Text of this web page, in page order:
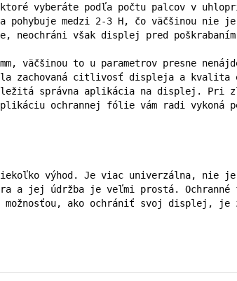
vyberáte podľa počtu palcov v
medzi 2-3 H, čo väčšinou nie je
neochráni však displej pred
väčšinou to u parametrov presne
zachovaná citlivosť displeja a kvalita
správna aplikácia na displej. Pri
ochrannej fólie vám radi vykoná
výhod. Je viac univerzálna, nie
a jej údržba je veľmi prostá. Ochranné
možnosťou, ako ochrániť svoj displej,